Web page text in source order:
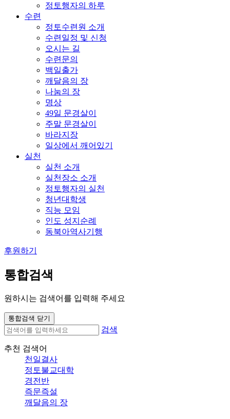
정토행자의 하루
수련
정토수련원 소개
수련일정 및 신청
오시는 길
수련문의
백일출가
깨달음의 장
나눔의 장
명상
49일 문경살이
주말 문경살이
바라지장
일상에서 깨어있기
실천
실천 소개
실천장소 소개
정토행자의 실천
청년대학생
직능 모임
인도 성지순례
동북아역사기행
후원하기
통합검색
원하시는 검색어를 입력해 주세요
통합검색 닫기
검색
추천 검색어
천일결사
정토불교대학
경전반
즉문즉설
깨달음의 장